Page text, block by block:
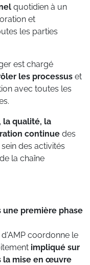
quotidien à un
et
les parties
est chargé
les processus et
avec toutes les
la qualité, la
continue des
des activités
la chaîne
première phase
coordonne le
impliqué sur
la mise en œuvre